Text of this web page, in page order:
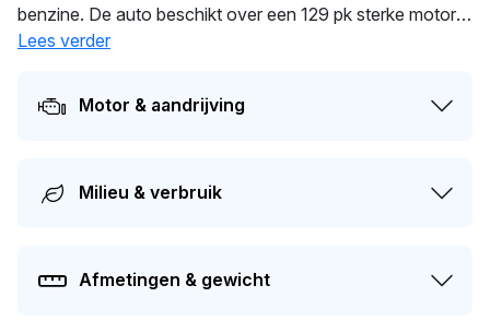
benzine. De auto beschikt over een 129 pk sterke motor.
Dit model beschikt over een 1595 cc motor met 4
km/h. Een uitgebalanceerd gewicht van 1.500 kg voor
optimale prestaties. De huidige eigenaar heeft deze auto
actuele waarde van dit voertuig is naar schatting
Lees verder
Motor & aandrijving
Milieu & verbruik
Afmetingen & gewicht